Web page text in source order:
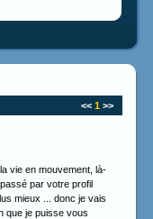
<< 1 >>
vie en mouvement, là-
par votre profil
mieux ... donc je vais
que je puisse vous